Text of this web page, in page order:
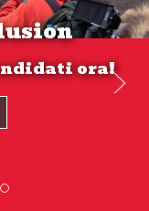
ora!
» 19 - 28 maggio
Scopri dove sono i